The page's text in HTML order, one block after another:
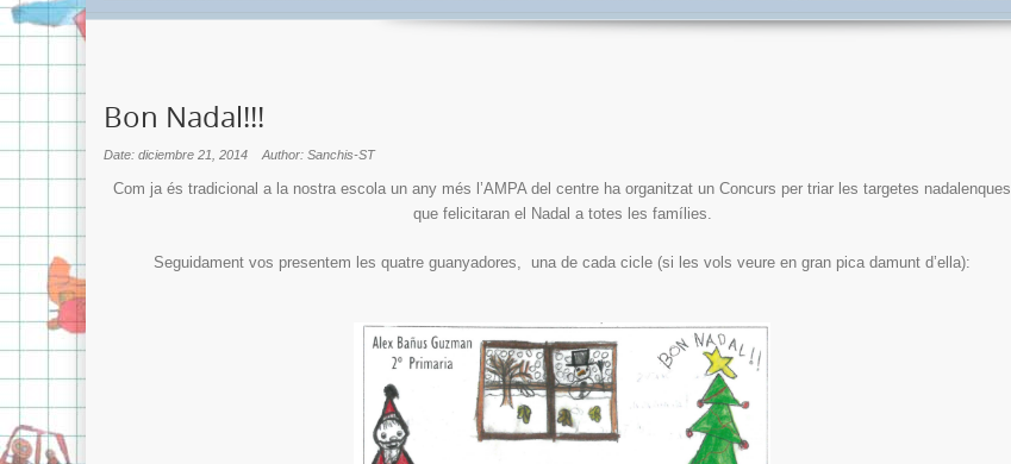
Bon Nadal!!!
Date: diciembre 21, 2014 Author: Sanchis-ST
Com ja és tradicional a la nostra escola un any més l’AMPA del centre ha organitzat un Concurs per triar les targetes nadalenques
que felicitaran el Nadal a totes les famílies.
Seguidament vos presentem les quatre guanyadores, una de cada cicle (si les vols veure en gran pica damunt d’ella):